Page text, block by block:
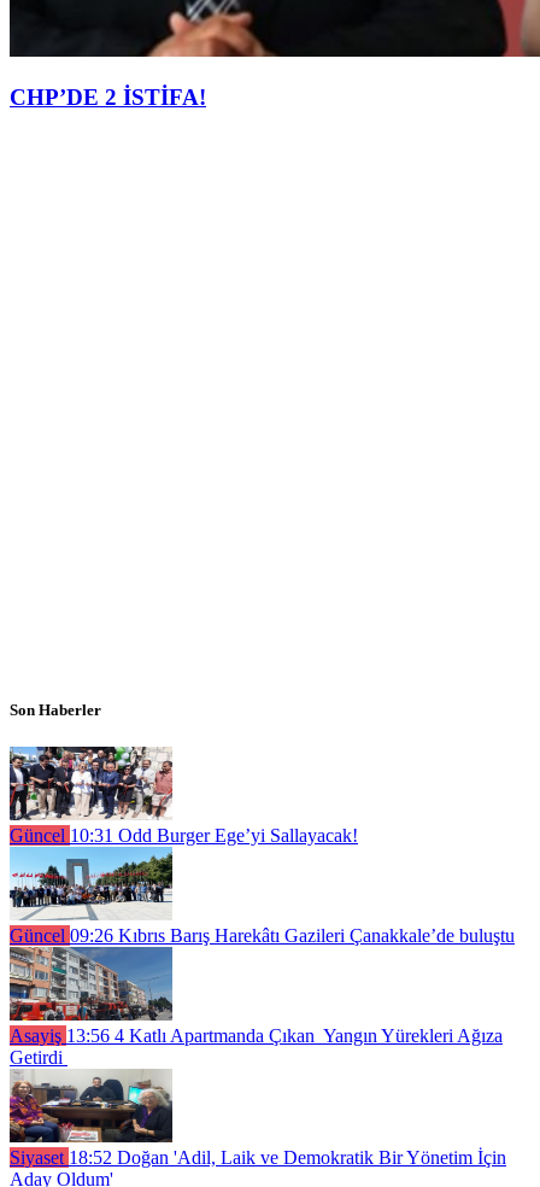
CHP’DE 2 İSTİFA!
Son Haberler
Güncel 10:31 Odd Burger Ege’yi Sallayacak!
Güncel 09:26 Kıbrıs Barış Harekâtı Gazileri Çanakkale’de buluştu
Asayiş 13:56 4 Katlı Apartmanda Çıkan Yangın Yürekleri Ağıza
Getirdi
Siyaset 18:52 Doğan 'Adil, Laik ve Demokratik Bir Yönetim İçin
Aday Oldum'